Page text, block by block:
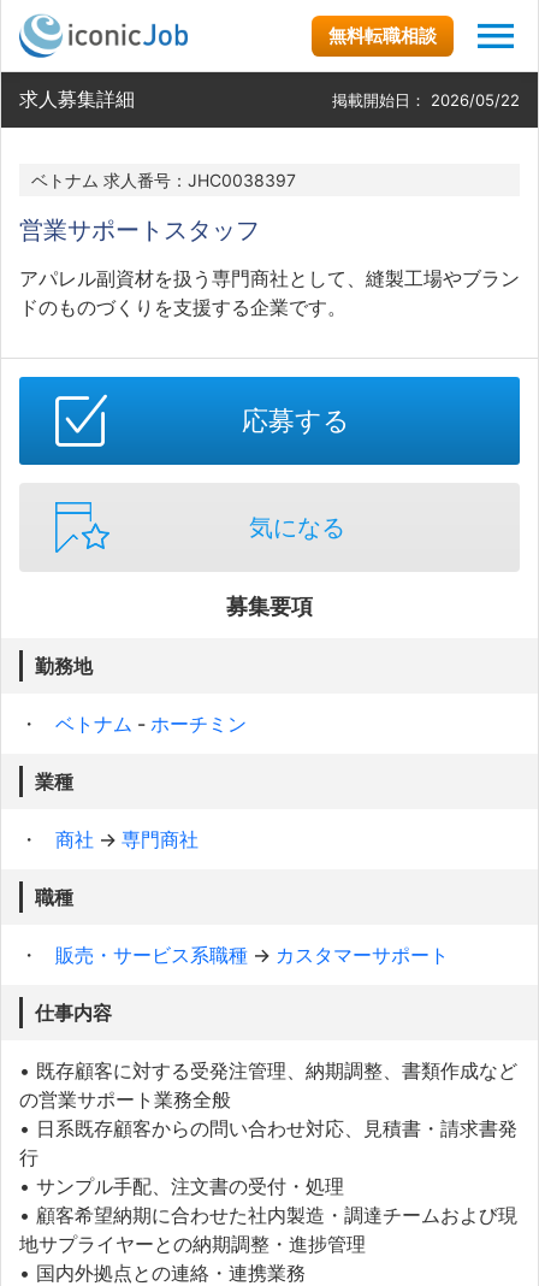
無料転職相談
求人募集詳細 掲載開始日： 2026/05/22
ベトナム 求人番号：JHC0038397
営業サポートスタッフ
アパレル副資材を扱う専門商社として、縫製工場やブラン
ドのものづくりを支援する企業です。
応募する
気になる
募集要項
勤務地
ベトナム - ホーチミン
業種
商社 → 専門商社
職種
販売・サービス系職種 → カスタマーサポート
仕事内容
• 既存顧客に対する受発注管理、納期調整、書類作成など
の営業サポート業務全般
• 日系既存顧客からの問い合わせ対応、見積書・請求書発
行
• サンプル手配、注文書の受付・処理
• 顧客希望納期に合わせた社内製造・調達チームおよび現
地サプライヤーとの納期調整・進捗管理
• 国内外拠点との連絡・連携業務